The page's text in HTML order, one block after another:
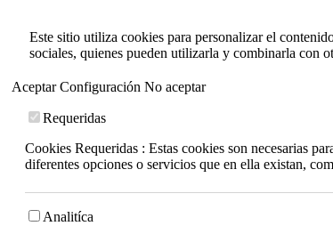
Este sitio utiliza cookies para personalizar el
sociales, quienes pueden utilizarla y combinarla con
AceptarConfiguración No aceptar
Requeridas
Cookies Requeridas : Estas cookies son necesarias
diferentes opciones o servicios que en ella existan,
Analitíca